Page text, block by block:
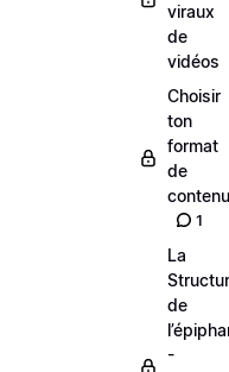
viraux
de
vidéos
Choisir
ton
format
de
contenu
1
La
de
-